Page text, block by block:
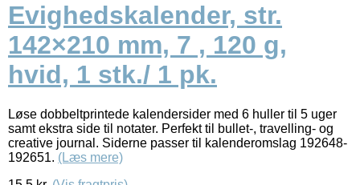
Evighedskalender, str.
142×210 mm, 7 , 120 g,
hvid, 1 stk./ 1 pk.
Løse dobbeltprintede kalendersider med 6 huller til 5 uger
samt ekstra side til notater. Perfekt til bullet-, travelling- og
creative journal. Siderne passer til kalenderomslag 192648-
192651. (Læs mere)